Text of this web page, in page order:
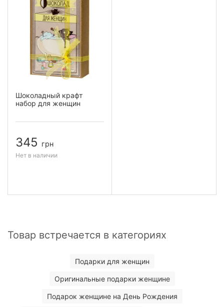
Шоколадный крафт
набор для женщин
345 грн
Нет в наличии
Товар встречается в категориях
Подарки для женщин
Оригинальные подарки женщине
Подарок женщине на День Рождения